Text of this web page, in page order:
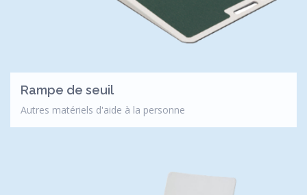
Rampe de seuil
Autres matériels d'aide à la personne